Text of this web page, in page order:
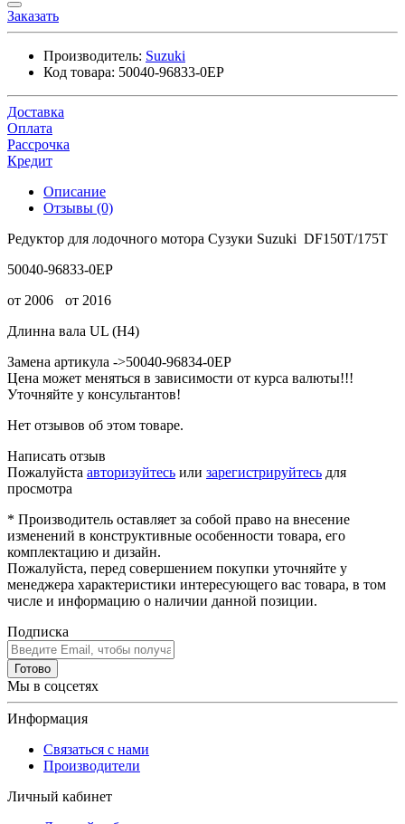
Заказать
Производитель: Suzuki
Код товара: 50040-96833-0EP
Доставка
Оплата
Рассрочка
Кредит
Описание
Отзывы (0)
Редуктор для лодочного мотора Сузуки Suzuki DF150T/175T
50040-96833-0EP
от 2006
от 2016
Длинна вала UL (H4)
Замена артикула ->50040-96834-0EP
Цена может меняться в зависимости от курса валюты!!!
Уточняйте у консультантов!
Нет отзывов об этом товаре.
Написать отзыв
Пожалуйста авторизуйтесь или зарегистрируйтесь для
просмотра
* Производитель оставляет за собой право на внесение
изменений в конструктивные особенности товара, его
комплектацию и дизайн.
Пожалуйста, перед совершением покупки уточняйте у
менеджера характеристики интересующего вас товара, в том
числе и информацию о наличии данной позиции.
Подписка
Готово
Мы в соцсетях
Информация
Связаться с нами
Производители
Личный кабинет